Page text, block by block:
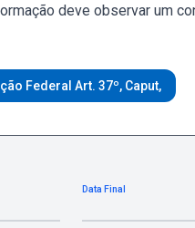
deve observar um
Federal Art. 37º, Caput,
Data Final